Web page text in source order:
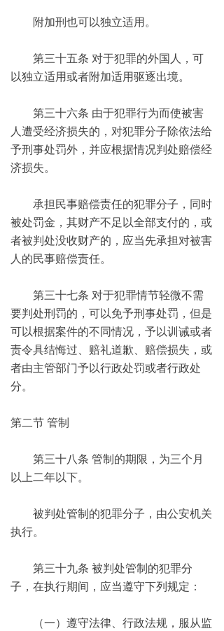
附加刑也可以独立适用。
第三十五条 对于犯罪的外国人，可
以独立适用或者附加适用驱逐出境。
第三十六条 由于犯罪行为而使被害
人遭受经济损失的，对犯罪分子除依法给
予刑事处罚外，并应根据情况判处赔偿经
济损失。
承担民事赔偿责任的犯罪分子，同时
被处罚金，其财产不足以全部支付的，或
者被判处没收财产的，应当先承担对被害
人的民事赔偿责任。
第三十七条 对于犯罪情节轻微不需
要判处刑罚的，可以免予刑事处罚，但是
可以根据案件的不同情况，予以训诫或者
责令具结悔过、赔礼道歉、赔偿损失，或
者由主管部门予以行政处罚或者行政处
分。
第二节 管制
第三十八条 管制的期限，为三个月
以上二年以下。
被判处管制的犯罪分子，由公安机关
执行。
第三十九条 被判处管制的犯罪分
子，在执行期间，应当遵守下列规定：
（一）遵守法律、行政法规，服从监